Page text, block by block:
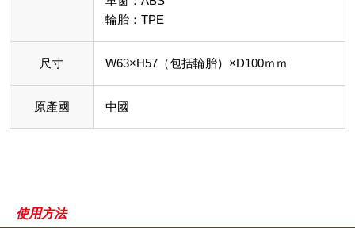
輪胎：TPE
尺寸 W63×H57（包括輪胎）×D100ｍｍ
原產國 中國
使用方法